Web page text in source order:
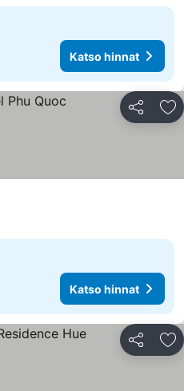
Katso hinnat
Jaa
Katso hinnat
Jaa